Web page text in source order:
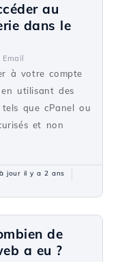
au
dans le
Email
à votre compte
utilisant des
que cPanel ou
et non
jour il y a 2 ans
de
a eu ?